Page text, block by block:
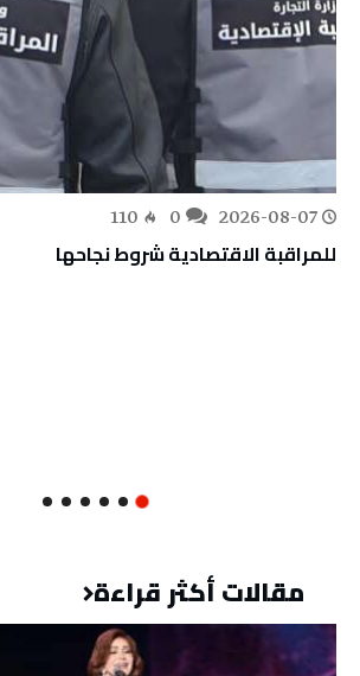
2026-08-07
110
للمراقبة الاقتصادية شروط نجاحها
مقالات أكثر قراءة